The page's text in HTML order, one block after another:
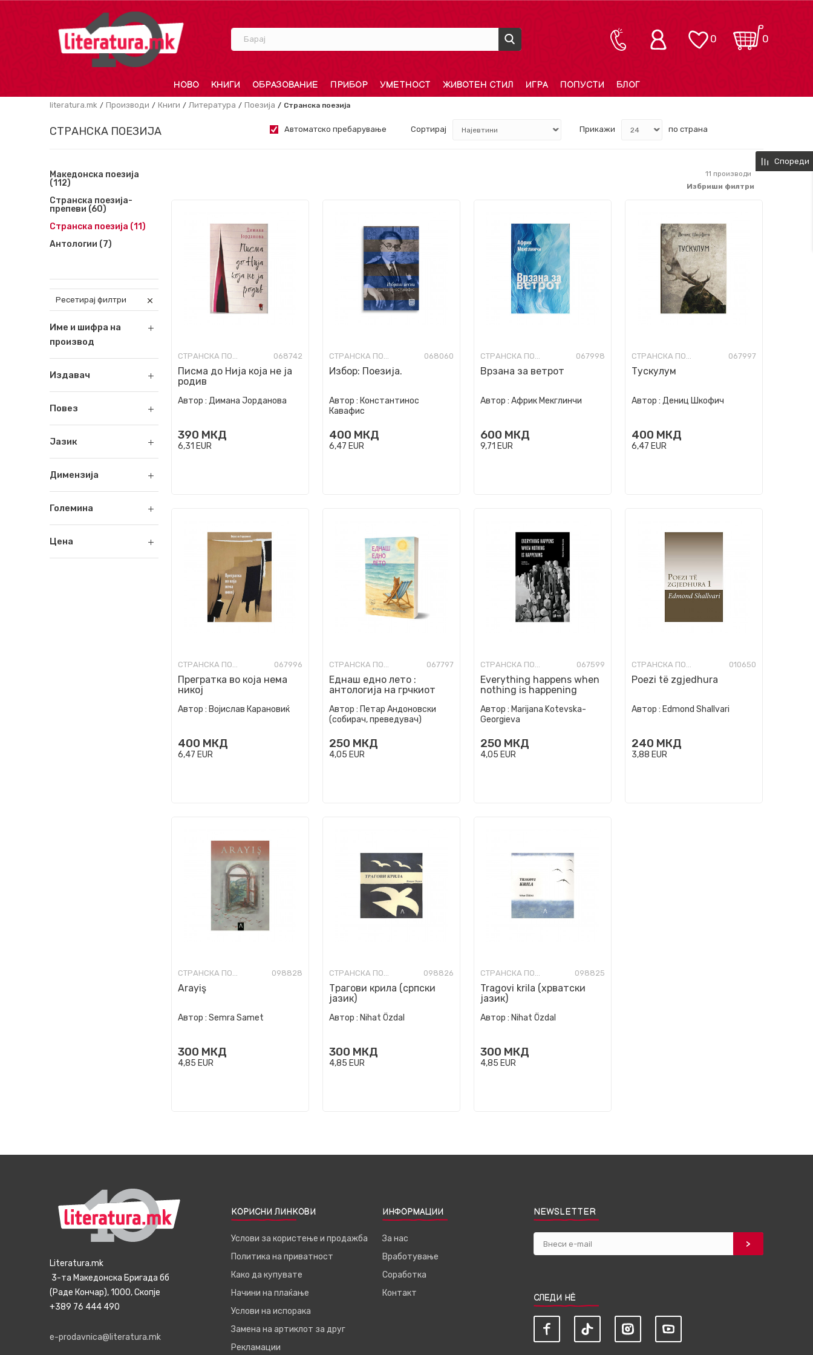
Барај 0
0
НОВО КНИГИ ОБРАЗОВАНИЕ ПРИБОР УМЕТНОСТ ЖИВОТЕН СТИЛ ИГРА ПОПУСТИ БЛОГ
literatura.mk Производи Книги Литература Поезија Странска поезија
СТРАНСКА ПОЕЗИЈА Автоматско пребарување Сортирај Прикажи по страна
Македонска поезија
(112)
Странска поезија-
препеви (60)
Странска поезија (11)
Антологии (7)
Ресетирај филтри
Име и шифра на
производ
Издавач
Повез
Јазик
Димензија
Големина
Цена
11 производи
Избриши филтри
СТРАНСКА ПОЕЗИЈА 068742
Писма до Нија која не ја
родив
Автор : Димана Јорданова
390 МКД
6,31 EUR
СТРАНСКА ПОЕЗИЈА 068060
Избор: Поезија.
Автор : Константинос
Кавафис
400 МКД
6,47 EUR
СТРАНСКА ПОЕЗИЈА 067998
Врзана за ветрот
Автор : Африк Мекглинчи
600 МКД
9,71 EUR
СТРАНСКА ПОЕЗИЈА 067997
Тускулум
Автор : Дениц Шкофич
400 МКД
6,47 EUR
СТРАНСКА ПОЕЗИЈА 067996
Прегратка во која нема
никој
Автор : Војислав Карановиќ
400 МКД
6,47 EUR
СТРАНСКА ПОЕЗИЈА 067797
Еднаш едно лето :
антологија на грчкиот
Автор : Петар Андоновски
(собирач, преведувач)
250 МКД
4,05 EUR
СТРАНСКА ПОЕЗИЈА 067599
Everything happens when
nothing is happеning
Автор : Marijana Kotevska-
Georgieva
250 МКД
4,05 EUR
СТРАНСКА ПОЕЗИЈА 010650
Poezi të zgjedhura
Автор : Edmond Shallvari
240 МКД
3,88 EUR
СТРАНСКА ПОЕЗИЈА 098828
Arayiş
Автор : Semra Samet
300 МКД
4,85 EUR
СТРАНСКА ПОЕЗИЈА 098826
Трагови крила (српски
јазик)
Автор : Nihat Özdal
300 МКД
4,85 EUR
СТРАНСКА ПОЕЗИЈА 098825
Tragovi krila (хрватски
јазик)
Автор : Nihat Özdal
300 МКД
4,85 EUR
Спореди
Literatura.mk
3-та Македонска Бригада бб
(Раде Кончар), 1000, Скопје
+389 76 444 490
e-prodavnica@literatura.mk
КОРИСНИ ЛИНКОВИ
Услови за користење и продажба
Политика на приватност
Како да купувате
Начини на плаќање
Услови на испорака
Замена на артиклот за друг
Рекламации
ИНФОРМАЦИИ
За нас
Вработување
Соработка
Контакт
NEWSLETTER
СЛЕДИ НЀ